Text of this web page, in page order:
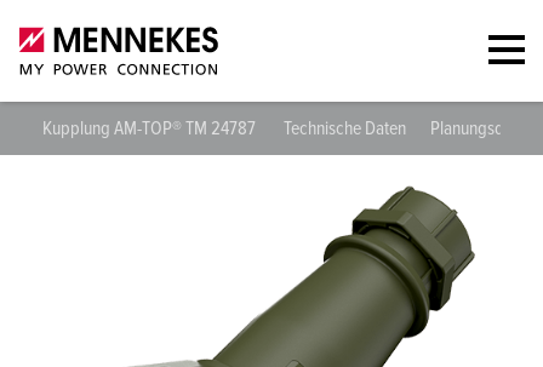
Kupplung AM-TOP® TM 24787 Technische Daten Planungsdaten